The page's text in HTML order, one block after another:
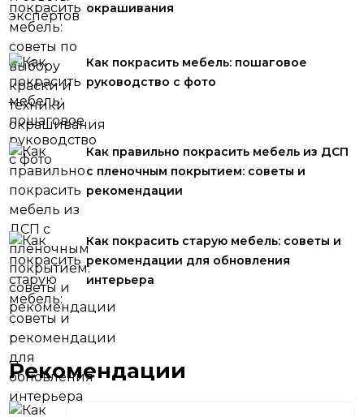
окрашивания
Как покрасить мебель: пошаговое
руководство с фото
Как правильно покрасить мебель из ДСП
с пленочным покрытием: советы и
рекомендации
Как покрасить старую мебель: советы и
рекомендации для обновления
интерьера
Рекомендации